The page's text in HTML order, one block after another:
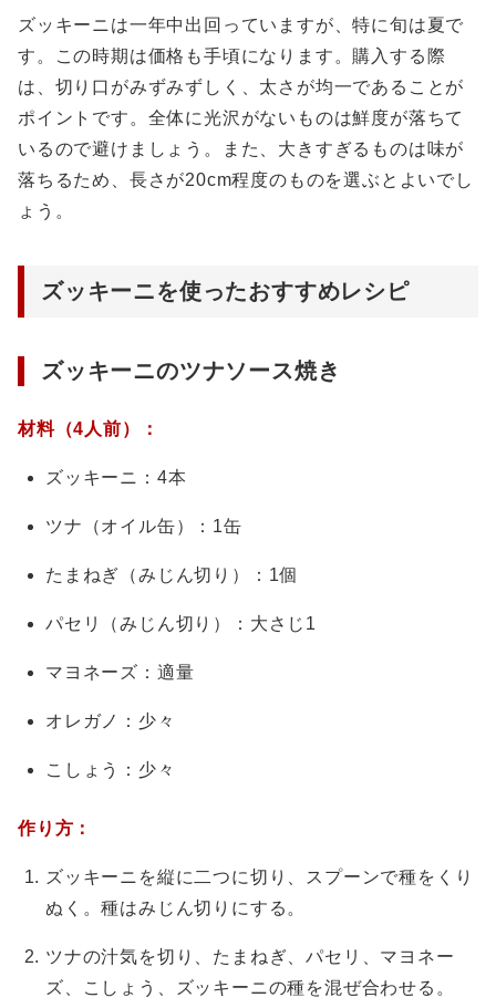
ズッキーニは一年中出回っていますが、特に旬は夏で
す。この時期は価格も手頃になります。購入する際
は、切り口がみずみずしく、太さが均一であることが
ポイントです。全体に光沢がないものは鮮度が落ちて
いるので避けましょう。また、大きすぎるものは味が
落ちるため、長さが20cm程度のものを選ぶとよいでし
ょう。
ズッキーニを使ったおすすめレシピ
ズッキーニのツナソース焼き
材料（4人前）：
ズッキーニ：4本
ツナ（オイル缶）：1缶
たまねぎ（みじん切り）：1個
パセリ（みじん切り）：大さじ1
マヨネーズ：適量
オレガノ：少々
こしょう：少々
作り方：
ズッキーニを縦に二つに切り、スプーンで種をくり
ぬく。種はみじん切りにする。
ツナの汁気を切り、たまねぎ、パセリ、マヨネー
ズ、こしょう、ズッキーニの種を混ぜ合わせる。